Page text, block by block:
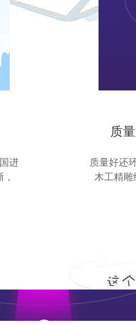
进
质
质量好还
木工精